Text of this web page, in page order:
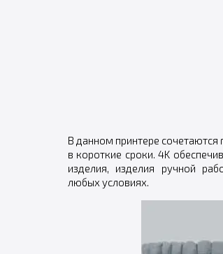
В данном принтере сочетаются
в короткие сроки. 4K
изделия, изделия ручной
любых условиях.